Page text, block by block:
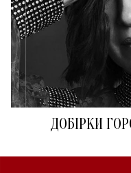
ДОБІРКИ